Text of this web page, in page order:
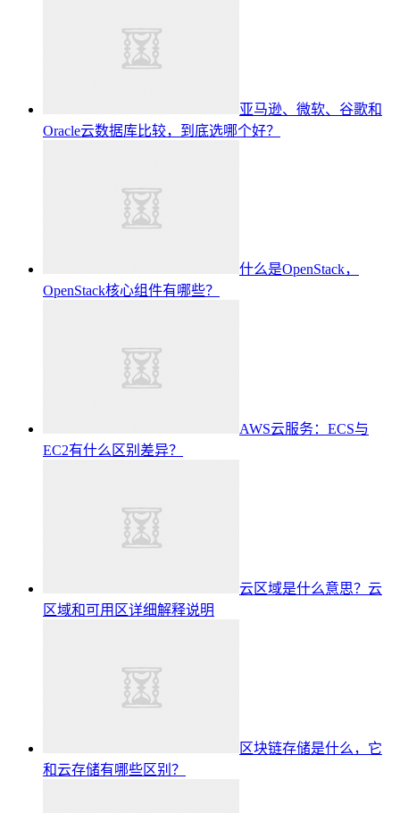
亚马逊、微软、谷歌和
Oracle云数据库比较，到底选哪个好？
什么是OpenStack，
OpenStack核心组件有哪些？
AWS云服务：ECS与
EC2有什么区别差异？
云区域是什么意思？云
区域和可用区详细解释说明
区块链存储是什么，它
和云存储有哪些区别？